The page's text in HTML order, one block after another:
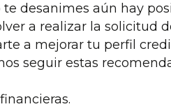
te desanimes aún hay
a realizar la solicitud
a mejorar tu perfil
seguir estas